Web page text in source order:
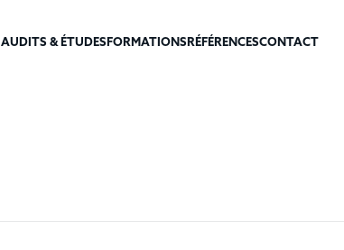
AUDITS & ÉTUDES FORMATIONS RÉFÉRENCESCONTACT